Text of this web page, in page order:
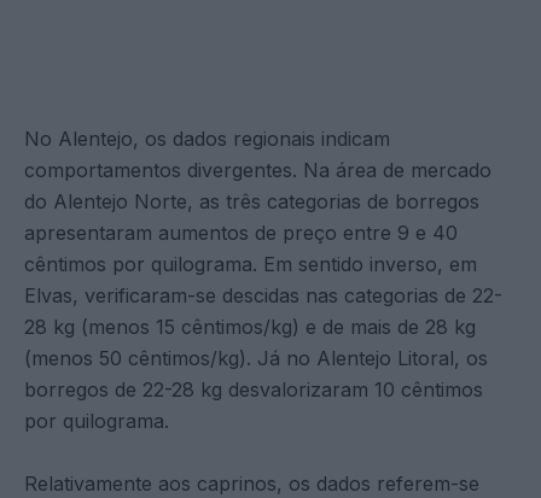
No Alentejo, os dados regionais indicam
comportamentos divergentes. Na área de mercado
do Alentejo Norte, as três categorias de borregos
apresentaram aumentos de preço entre 9 e 40
cêntimos por quilograma. Em sentido inverso, em
Elvas, verificaram-se descidas nas categorias de 22-
28 kg (menos 15 cêntimos/kg) e de mais de 28 kg
(menos 50 cêntimos/kg). Já no Alentejo Litoral, os
borregos de 22-28 kg desvalorizaram 10 cêntimos
por quilograma.
Relativamente aos caprinos, os dados referem-se